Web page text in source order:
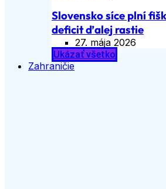
Slovensko síce plní
deficit ďalej rastie
27. mája 2026
Ukázať všetko
Zahraničie